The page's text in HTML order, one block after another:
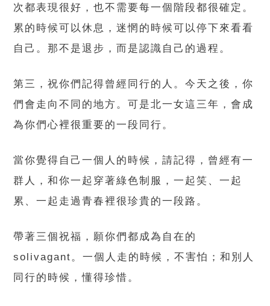
次都表現很好，也不需要每一個階段都很確定。
累的時候可以休息，迷惘的時候可以停下來看看
自己。那不是退步，而是認識自己的過程。
第三，祝你們記得曾經同行的人。今天之後，你
們會走向不同的地方。可是北一女這三年，會成
為你們心裡很重要的一段同行。
當你覺得自己一個人的時候，請記得，曾經有一
群人，和你一起穿著綠色制服，一起笑、一起
累、一起走過青春裡很珍貴的一段路。
帶著三個祝福，願你們都成為自在的
solivagant。一個人走的時候，不害怕；和別人
同行的時候，懂得珍惜。